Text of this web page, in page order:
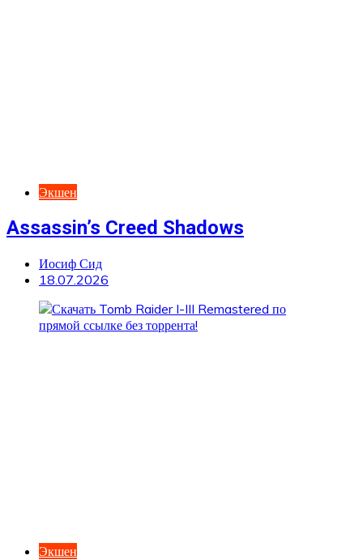
Экшен
Assassin’s Creed Shadows
Иосиф Сид
18.07.2026
Экшен